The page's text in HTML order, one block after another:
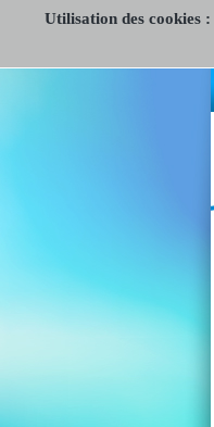
Utilisation des cookies :